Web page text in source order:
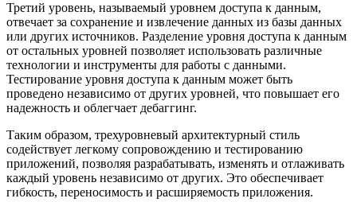
Третий уровень, называемый уровнем доступа к данным,
отвечает за сохранение и извлечение данных из базы данных
или других источников. Разделение уровня доступа к данным
от остальных уровней позволяет использовать различные
технологии и инструменты для работы с данными.
Тестирование уровня доступа к данным может быть
проведено независимо от других уровней, что повышает его
надежность и облегчает дебаггинг.
Таким образом, трехуровневый архитектурный стиль
содействует легкому сопровождению и тестированию
приложений, позволяя разрабатывать, изменять и отлаживать
каждый уровень независимо от других. Это обеспечивает
гибкость, переносимость и расширяемость приложения.